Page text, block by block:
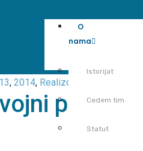
O
nama
Istorijat
Cedem tim
Statut
, 2014, Realizovani projekti
projekti